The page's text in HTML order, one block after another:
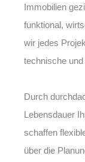
Immobilien
funktional,
wir jedes
technische
Durch
Lebensdauer
schaffen
über die